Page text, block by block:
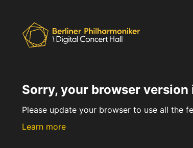
Sorry, your browser version
Please update your browser to use all the
Learn more